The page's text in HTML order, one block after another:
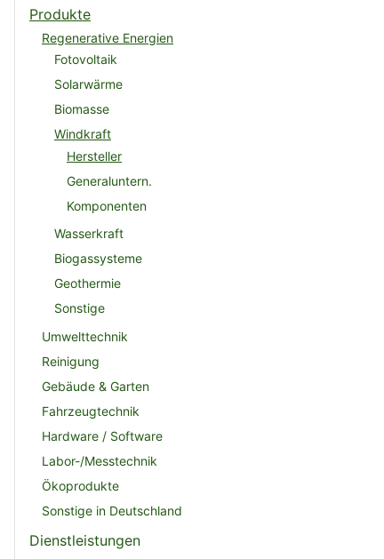
Produkte
Regenerative Energien
Fotovoltaik
Solarwärme
Biomasse
Windkraft
Hersteller
Generaluntern.
Komponenten
Wasserkraft
Biogassysteme
Geothermie
Sonstige
Umwelttechnik
Reinigung
Gebäude & Garten
Fahrzeugtechnik
Hardware / Software
Labor-/Messtechnik
Ökoprodukte
Sonstige in Deutschland
Dienstleistungen